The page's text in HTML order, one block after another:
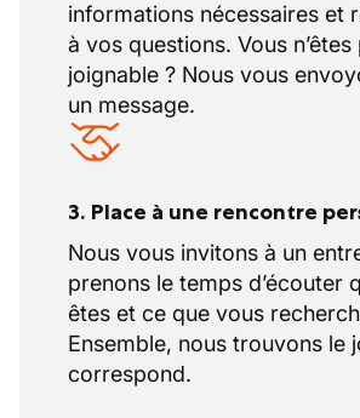
informations nécessaires et
à vos questions. Vous n’êtes
joignable ? Nous vous
un message.
3. Place à une rencontre
Nous vous invitons à un
prenons le temps d’écouter
êtes et ce que vous
Ensemble, nous trouvons le
correspond.